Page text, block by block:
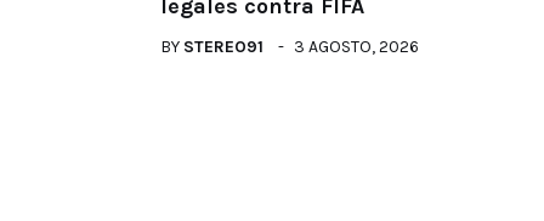
legales contra FIFA
BY STEREO91 3 AGOSTO, 2026